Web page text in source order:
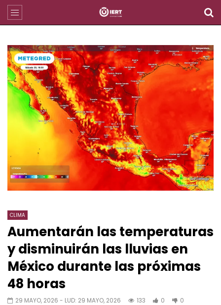
CLIMA
Aumentarán las temperaturas
y disminuirán las lluvias en
México durante las próximas
48 horas
29 MAYO, 2026 - LUD: 29 MAYO, 2026 133 0 0